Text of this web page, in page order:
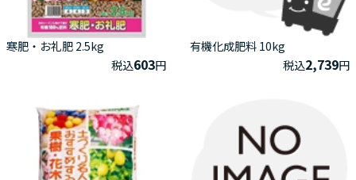
寒肥・お礼肥 2.5kg
税込603円
有機化成肥料 10kg
税込2,739円